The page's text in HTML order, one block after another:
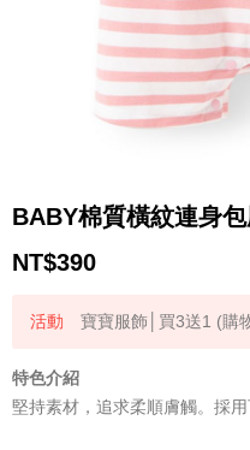
BABY棉質橫紋連身
NT$390
寶寶服飾│買3送1 (購
特色介紹
堅持素材，追求柔順膚觸。採